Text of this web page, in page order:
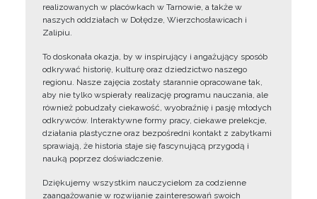
realizowanych w placówkach w Tarnowie, a także w
naszych oddziałach w Dołędze, Wierzchosławicach i
Zalipiu.
To doskonała okazja, by w inspirujący i angażujący sposób
odkrywać historię, kulturę oraz dziedzictwo naszego
regionu. Nasze zajęcia zostały starannie opracowane tak,
aby nie tylko wspierały realizację programu nauczania, ale
również pobudzały ciekawość, wyobraźnię i pasję młodych
odkrywców. Interaktywne formy pracy, ciekawe prelekcje,
działania plastyczne oraz bezpośredni kontakt z zabytkami
sprawiają, że historia staje się fascynującą przygodą i
nauką poprzez doświadczenie.
Dziękujemy wszystkim nauczycielom za codzienne
zaangażowanie w rozwijanie zainteresowań swoich